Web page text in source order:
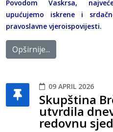
Povodom Vaskrsa,
upućujemo iskrene i
pravoslavne vjeroispovijesti.
Opširnije...
09 APRIL 2026
Skupština
utvrdila
redovnu